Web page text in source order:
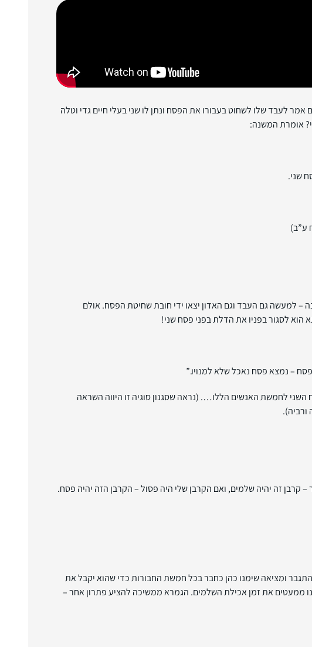
לעבד שלו לשחוט בעבורו את הפסח ונתן לו שני בעלי חיים גדי וטלה
אומרת המשנה:
שני.
ע”ב)
למעשה גם העבד וגם האדון יצאו ידי חובת שחיטת הפסח. אולם
הוא לסגור בפניו את הדלת בפני פסח שני!
– נמצא פסח נאכל שלא למנויו.”
לחמשת האנשים הללו…. (נראה שסגנון סוגיה זו היווה השראה
ורביה).
קרבן זה יהיה שלמים, ואם הקרבן שלי היה פסול – הקרבן הזה יהיה פסח.
ומציאה שימנו כהן כחבר בכל חמשת החבורות כדי שהוא יקבל את
ממעטים את זמן אכילת השלמים. הגמרא ממשיכה להציע פתרון אחר –